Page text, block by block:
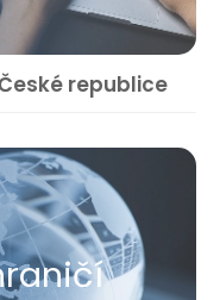
republice